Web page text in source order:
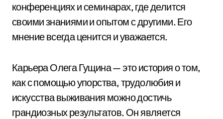
конференциях и семинарах, где делится
своими знаниями и опытом с другими. Его
мнение всегда ценится и уважается.
Карьера Олега Гущина — это история о том,
как с помощью упорства, трудолюбия и
искусства выживания можно достичь
грандиозных результатов. Он является